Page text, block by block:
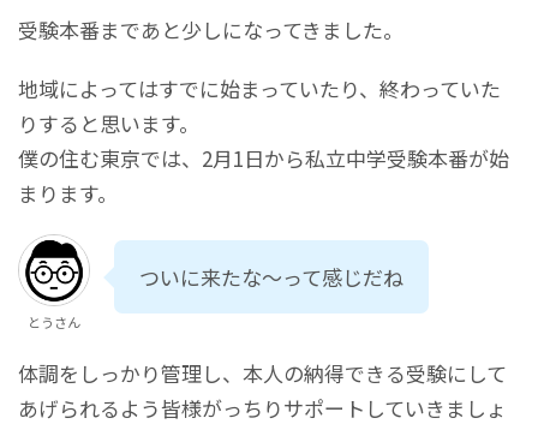
受験本番まであと少しになってきました。
地域によってはすでに始まっていたり、終わっていた
りすると思います。
僕の住む東京では、2月1日から私立中学受験本番が始
まります。
とうさん
ついに来たな～って感じだね
体調をしっかり管理し、本人の納得できる受験にして
あげられるよう皆様がっちりサポートしていきましょ